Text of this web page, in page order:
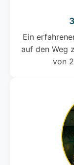
Ein
auf den Weg
von